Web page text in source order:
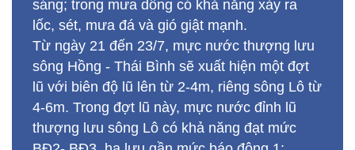
lũ với biên độ lũ lên từ 2-4m, riêng sông Lô từ
4-6m. Trong đợt lũ này, mực nước đỉnh lũ
thượng lưu sông Lô có khả năng đạt mức
BĐ2- BĐ3, hạ lưu gần mức báo động 1;
thượng lưu sông Thao (sông Hồng) và sông
Chảy có khả năng đạt mức báo động 1.
Nguy cơ rất cao xảy ra lũ quét, sạt lở đất và